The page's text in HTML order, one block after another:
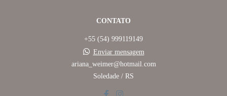
CONTATO
+55 (54) 999119149
Enviar mensagem
ariana_weimer@hotmail.com
Soledade / RS